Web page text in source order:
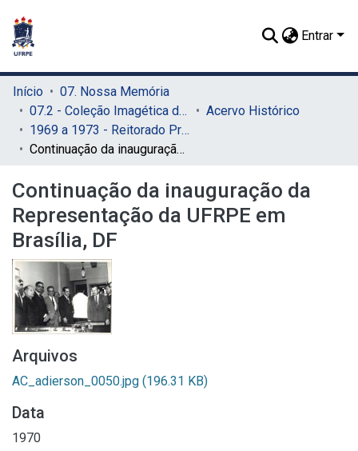
Entrar
Início
07. Nossa Memória
07.2 - Coleção Imagética do SIB
Acervo Histórico
1969 a 1973 - Reitorado Prof. Adierson Erasmo de Azevedo
Continuação da inauguração da Representação da UFRPE em Brasília, DF
Continuação da inauguração da
Representação da UFRPE em
Brasília, DF
Arquivos
AC_adierson_0050.jpg (196.31 KB)
Data
1970